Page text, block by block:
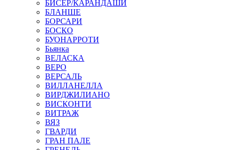
БИСЕР/КАРАНДАШИ
БЛАНШЕ
БОРСАРИ
БОСКО
БУОНАРРОТИ
Бьянка
ВЕЛАСКА
ВЕРО
ВЕРСАЛЬ
ВИЛЛАНЕЛЛА
ВИРДЖИЛИАНО
ВИСКОНТИ
ВИТРАЖ
ВЯЗ
ГВАРДИ
ГРАН ПАЛЕ